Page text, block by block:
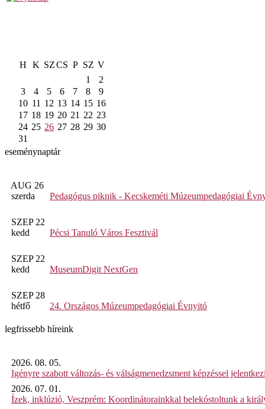
H K SZCS P SZ V
1
2
3
4 5 6 7 8
9
10 11 12 13 14 15 16
17 18 19 20 21 22 23
24 25 26 27 28 29 30
31
eseménynaptár
AUG 26
szerda
Pedagógus piknik - Kecskeméti Múzeumpedagógiai
SZEP 22
kedd
Pécsi Tanuló Város Fesztivál
SZEP 22
kedd
MuseumDigit NextGen
SZEP 28
hétfő
24. Országos Múzeumpedagógiai Évnyitó
legfrissebb híreink
2026. 08. 05.
Igényre szabott változás- és válságmenedzsment képzéssel
2026. 07. 01.
Ízek, inklúzió, Veszprém: Koordinátorainkkal belekóstoltunk a